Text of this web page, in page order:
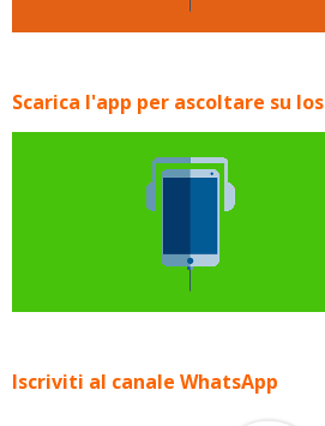
Scarica l'app per ascoltare su Ios
Iscriviti al canale WhatsApp